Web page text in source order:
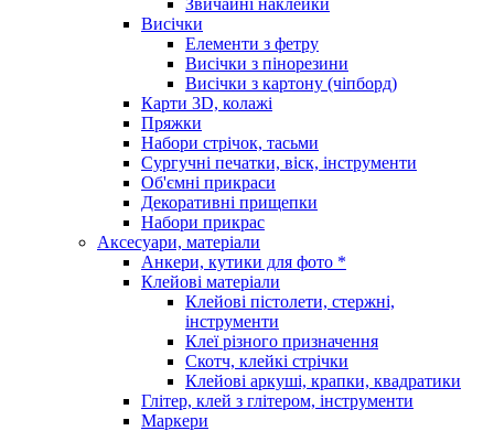
Висічки
Елементи з фетру
Висічки з пінорезини
Висічки з картону (чіпборд)
Карти 3D, колажі
Пряжки
Набори стрічок, тасьми
Сургучні печатки, віск, інструменти
Об'ємні прикраси
Декоративні прищепки
Набори прикрас
Аксесуари, матеріали
Анкери, кутики для фото *
Клейові матеріали
Клейові пістолети, стержні,
інструменти
Клеї різного призначення
Скотч, клейкі стрічки
Клейові аркуші, крапки, квадратики
Глітер, клей з глітером, інструменти
Маркери